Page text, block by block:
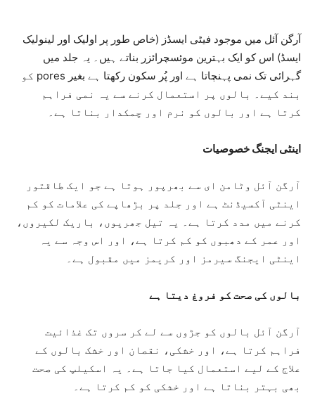
آرگن آئل میں موجود فیٹی ایسڈز (خاص طور پر اولیک اور لینولیک
ایسڈ) اس کو ایک بہترین موئسچرائزر بناتے ہیں۔ یہ جلد میں
گہرائی تک نمی پہنچاتا ہے اور پُر سکون رکھتا ہے بغیر pores کو
بند کیے۔ بالوں پر استعمال کرنے سے یہ نمی فراہم
کرتا ہے اور بالوں کو نرم اور چمکدار بناتا ہے۔
اینٹی ایجنگ خصوصیات
آرگن آئل وٹامن ای سے بھرپور ہوتا ہے جو ایک طاقتور
اینٹی آکسیڈنٹ ہے اور جلد پر بڑھاپے کی علامات کو کم
کرنے میں مدد کرتا ہے۔ یہ تیل جھریوں، باریک لکیروں،
اور عمر کے دھبوں کو کم کرتا ہے، اور اس وجہ سے یہ
اینٹی ایجنگ سیرمز اور کریمز میں مقبول ہے۔
بالوں کی صحت کو فروغ دیتا ہے
آرگن آئل بالوں کو جڑوں سے لے کر سروں تک غذائیت
فراہم کرتا ہے، اور خشکی، نقصان اور خشک بالوں کے
علاج کے لیے استعمال کیا جاتا ہے۔ یہ اسکیلپ کی صحت
بھی بہتر بناتا ہے اور خشکی کو کم کرتا ہے۔